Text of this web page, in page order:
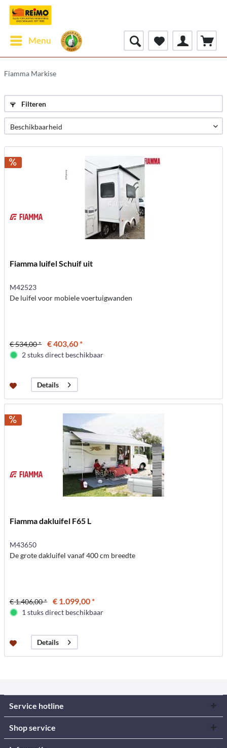
Menu
Fiamma Markise
Filteren
Fiamma luifel Schuif uit
M42523
De luifel voor mobiele voertuigwanden
€ 534,00 * € 403,60 *
2 stuks direct beschikbaar
Details
Fiamma dakluifel F65 L
M43650
De grote dakluifel vanaf 400 cm breedte
€ 1.406,00 * € 1.099,00 *
1 stuks direct beschikbaar
Details
Service hotline
Shop service